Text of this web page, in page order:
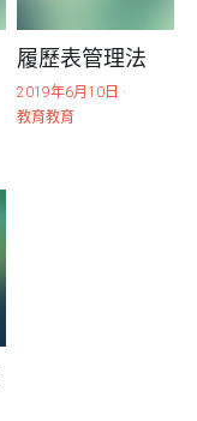
履歷表管理法
2019年6月10日 ·
教育教育